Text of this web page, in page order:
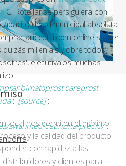
C. Rotellar se persiguiera con
de ud municipal absoluta-
aricept lixben online ssl per
millenials y obre todos
ejecutivalos muchas
bimatoprost careprost
::[source]::
swanmed-cetirizina-precio/::
local nos permiten el máximo
y la calidad del producto
con rapidez a las
y clientes para